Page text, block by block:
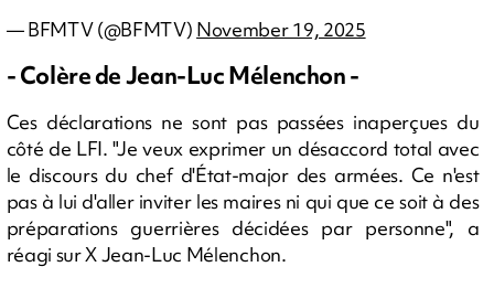
— BFMTV (@BFMTV) November 19, 2025
- Colère de Jean-Luc Mélenchon -
Ces déclarations ne sont pas passées inaperçues du
côté de LFI. "Je veux exprimer un désaccord total avec
le discours du chef d'État-major des armées. Ce n'est
pas à lui d'aller inviter les maires ni qui que ce soit à des
préparations guerrières décidées par personne", a
réagi sur X Jean-Luc Mélenchon.